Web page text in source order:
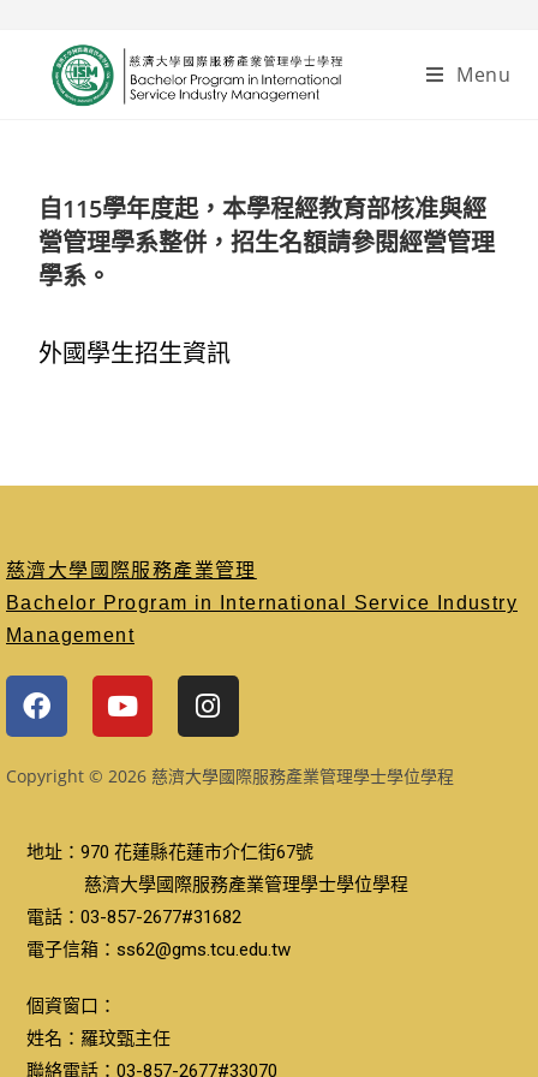
Menu
自115學年度起，本學程經教育部核准與經
營管理學系整併，招生名額請參閱經營管理
學系。
外國學生招生資訊
慈濟大學國際服務產業管理
Bachelor Program in International Service Industry
Management
Copyright © 2026 慈濟大學國際服務產業管理學士學位學程
地址：970 花蓮縣花蓮市介仁街67號
慈濟大學國際服務產業管理學士學位學程
電話：03-857-2677#31682
電子信箱：ss62@gms.tcu.edu.tw
個資窗口：
姓名：羅玟甄主任
聯絡電話：03-857-2677#33070